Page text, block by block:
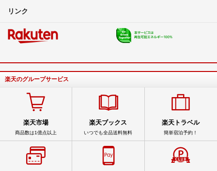
リンク
楽天のグループサービス
楽天市場
商品数は1億点以上
楽天ブックス
いつでも全品送料無料
楽天トラベル
簡単宿泊予約！